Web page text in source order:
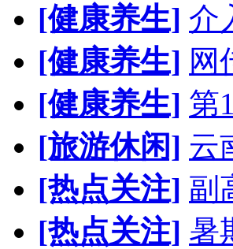
[健康养生] 介
[健康养生] 网
[健康养生] 第
[旅游休闲] 云
[热点关注] 副
[热点关注] 暑